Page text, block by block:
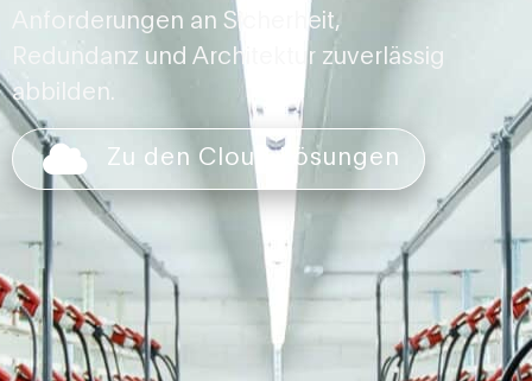
Anforderungen an Sicherheit,
Redundanz und Architektur zuverlässig
abbilden.
Zu den Cloud Lösungen